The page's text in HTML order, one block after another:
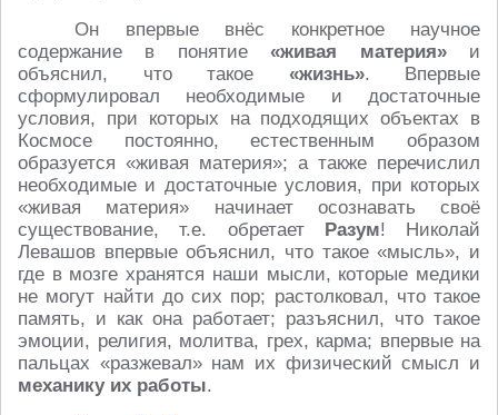
Он впервые внёс конкретное научное
содержание в понятие«живая материя»и
объяснил, что такое «жизнь». Впервые
сформулировал необходимые и достаточные
условия, при которых на подходящих объектах в
Космосе постоянно, естественным образом
образуется «живая материя»; а также перечислил
необходимые и достаточные условия, при которых
«живая материя» начинает осознавать своё
существование, т.е. обретает Разум! Николай
Левашов впервые объяснил, что такое «мысль», и
где в мозге хранятся наши мысли, которые медики
не могут найти до сих пор; растолковал, что такое
память, и как она работает; разъяснил, что такое
эмоции, религия, молитва, грех, карма; впервые на
пальцах «разжевал» нам их физический смысл и
механику их работы.